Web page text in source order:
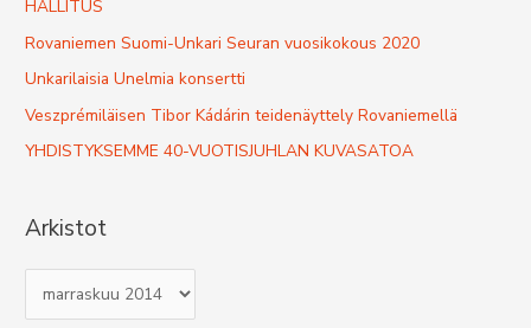
f
HALLITUS
Rovaniemen Suomi-Unkari Seuran vuosikokous 2020
Unkarilaisia Unelmia konsertti
Veszprémiläisen Tibor Kádárin teidenäyttely Rovaniemellä
YHDISTYKSEMME 40-VUOTISJUHLAN KUVASATOA
Arkistot
r